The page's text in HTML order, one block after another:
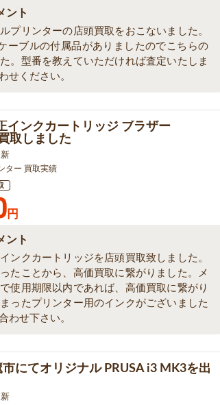
ント
プリンターの店頭買取をおこないました。
ーブルの付属品がありましたのでこちらの
。型番を教えていただければ査定いたしま
せください。
インクカートリッジ ブラザー
取しました
ター 買取実績
円
ント
ンクカートリッジを店頭買取致しました。
たことから、高価買取に繋がりました。メ
使用期限以内であれば、高価買取に繋がり
ったプリンター用のインクがございました
わせ下さい。
にてオリジナル PRUSA i3 MK3を出